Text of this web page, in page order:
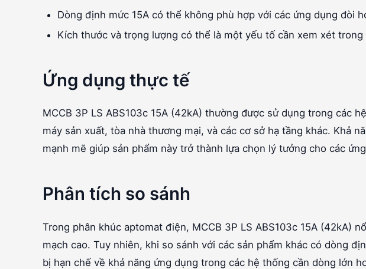
Dòng định mức 15A có thể không phù hợp với các ứng dụng đòi
Kích thước và trọng lượng có thể là một yếu tố cần xem xét trong
Ứng dụng thực tế
MCCB 3P LS ABS103c 15A (42kA) thường được sử dụng trong các
máy sản xuất, tòa nhà thương mại, và các cơ sở hạ tầng khác. Khả
mạnh mẽ giúp sản phẩm này trở thành lựa chọn lý tưởng cho các
Phân tích so sánh
Trong phân khúc aptomat điện, MCCB 3P LS ABS103c 15A (42kA)
mạch cao. Tuy nhiên, khi so sánh với các sản phẩm khác có dòng
bị hạn chế về khả năng ứng dụng trong các hệ thống cần dòng lớn